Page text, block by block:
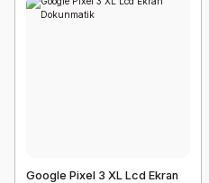
Google Pixel 3 XL Lcd Ekran